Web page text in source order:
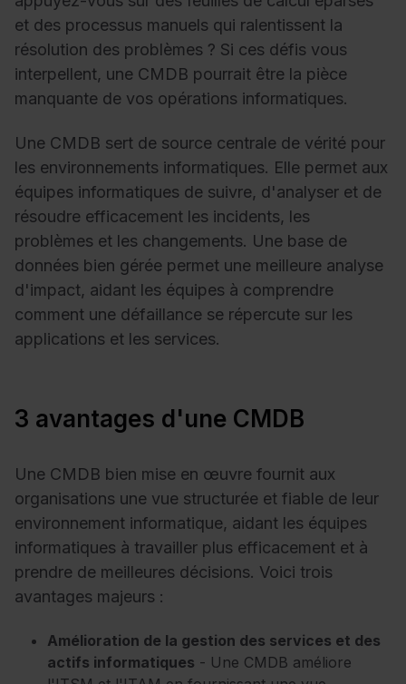
et des processus manuels qui ralentissent la
résolution des problèmes ? Si ces défis vous
interpellent, une CMDB pourrait être la pièce
manquante de vos opérations informatiques.
Une CMDB sert de source centrale de vérité pour
les environnements informatiques. Elle permet aux
équipes informatiques de suivre, d'analyser et de
résoudre efficacement les incidents, les
problèmes et les changements. Une base de
données bien gérée permet une meilleure analyse
d'impact, aidant les équipes à comprendre
comment une défaillance se répercute sur les
applications et les services.
3 avantages d'une CMDB
Une CMDB bien mise en œuvre fournit aux
organisations une vue structurée et fiable de leur
environnement informatique, aidant les équipes
informatiques à travailler plus efficacement et à
prendre de meilleures décisions. Voici trois
avantages majeurs :
Amélioration de la gestion des services et des
actifs informatiques - Une CMDB améliore